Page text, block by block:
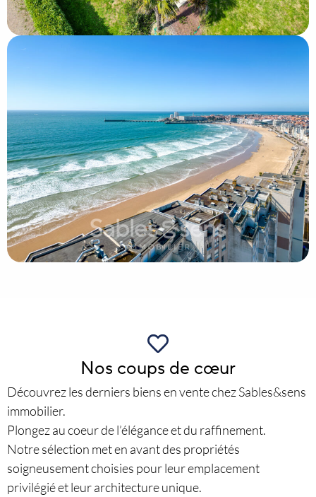
Nos coups de cœur
Découvrez les derniers biens en vente chez Sables&sens
immobilier.
Plongez au coeur de l’élégance et du raffinement.
Notre sélection met en avant des propriétés
soigneusement choisies pour leur emplacement
privilégié et leur architecture unique.